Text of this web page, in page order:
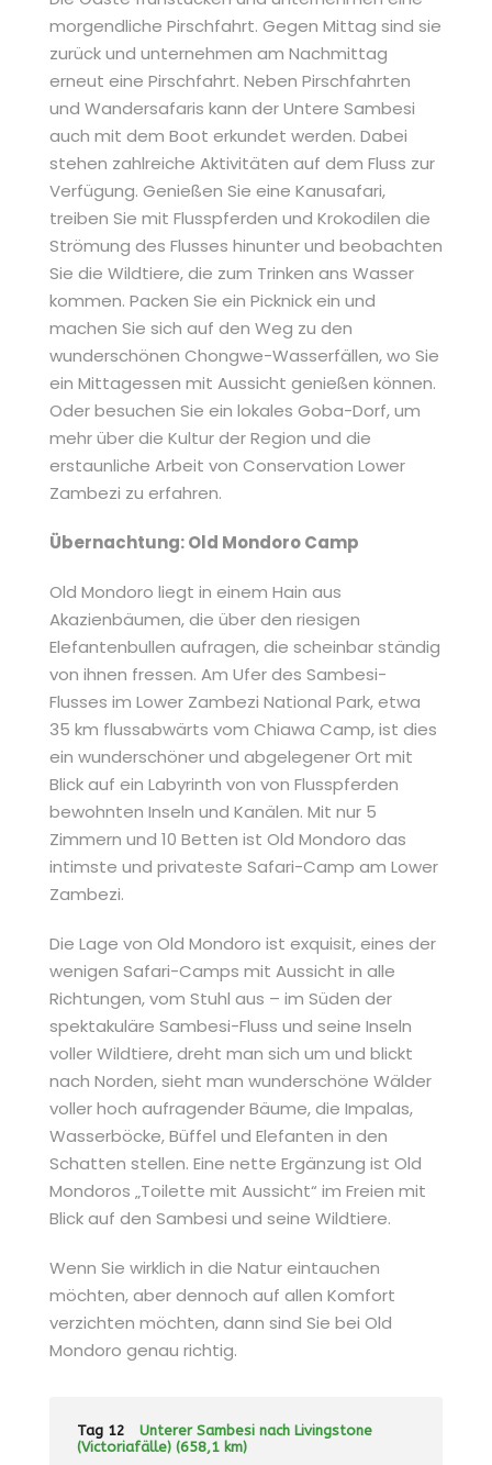
morgendliche Pirschfahrt. Gegen Mittag sind sie
zurück und unternehmen am Nachmittag
erneut eine Pirschfahrt. Neben Pirschfahrten
und Wandersafaris kann der Untere Sambesi
auch mit dem Boot erkundet werden. Dabei
stehen zahlreiche Aktivitäten auf dem Fluss zur
Verfügung. Genießen Sie eine Kanusafari,
treiben Sie mit Flusspferden und Krokodilen die
Strömung des Flusses hinunter und beobachten
Sie die Wildtiere, die zum Trinken ans Wasser
kommen. Packen Sie ein Picknick ein und
machen Sie sich auf den Weg zu den
wunderschönen Chongwe-Wasserfällen, wo Sie
ein Mittagessen mit Aussicht genießen können.
Oder besuchen Sie ein lokales Goba-Dorf, um
mehr über die Kultur der Region und die
erstaunliche Arbeit von Conservation Lower
Zambezi zu erfahren.
Übernachtung: Old Mondoro Camp
Old Mondoro liegt in einem Hain aus
Akazienbäumen, die über den riesigen
Elefantenbullen aufragen, die scheinbar ständig
von ihnen fressen. Am Ufer des Sambesi-
Flusses im Lower Zambezi National Park, etwa
35 km flussabwärts vom Chiawa Camp, ist dies
ein wunderschöner und abgelegener Ort mit
Blick auf ein Labyrinth von von Flusspferden
bewohnten Inseln und Kanälen. Mit nur 5
Zimmern und 10 Betten ist Old Mondoro das
intimste und privateste Safari-Camp am Lower
Zambezi.
Die Lage von Old Mondoro ist exquisit, eines der
wenigen Safari-Camps mit Aussicht in alle
Richtungen, vom Stuhl aus – im Süden der
spektakuläre Sambesi-Fluss und seine Inseln
voller Wildtiere, dreht man sich um und blickt
nach Norden, sieht man wunderschöne Wälder
voller hoch aufragender Bäume, die Impalas,
Wasserböcke, Büffel und Elefanten in den
Schatten stellen. Eine nette Ergänzung ist Old
Mondoros „Toilette mit Aussicht“ im Freien mit
Blick auf den Sambesi und seine Wildtiere.
Wenn Sie wirklich in die Natur eintauchen
möchten, aber dennoch auf allen Komfort
verzichten möchten, dann sind Sie bei Old
Mondoro genau richtig.
Tag 12
Unterer Sambesi nach Livingstone
(Victoriafälle) (658,1 km)